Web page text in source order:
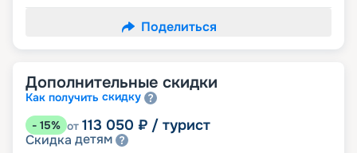
Поделиться
Дополнительные скидки
Как получить скидку
- 15% от 113 050 ₽ / турист
Скидка детям